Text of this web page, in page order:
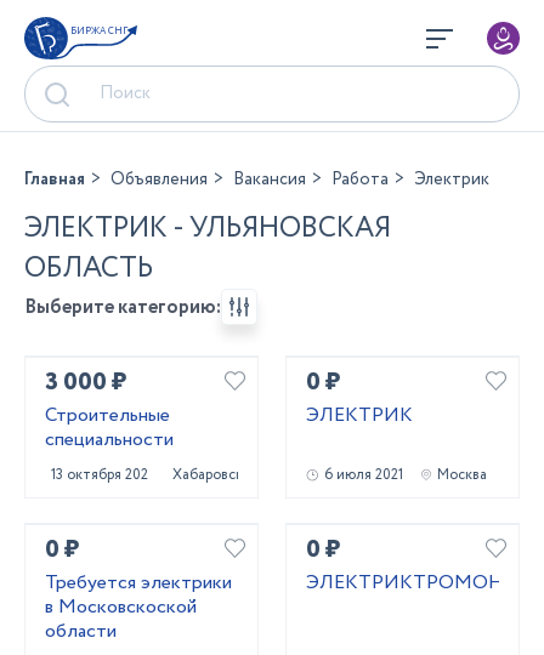
БИРЖА СНГ
Главная Объявления Вакансия Работа Электрик
ЭЛЕКТРИК - УЛЬЯНОВСКАЯ
ОБЛАСТЬ
Выберите категорию:
3 000 ₽
Строительные
специальности
13 октября 2023 Хабаровск
0 ₽
ЭЛЕКТРИК
6 июля 2021 Москва
0 ₽
Требуется электрики
в Московскоской
области
0 ₽